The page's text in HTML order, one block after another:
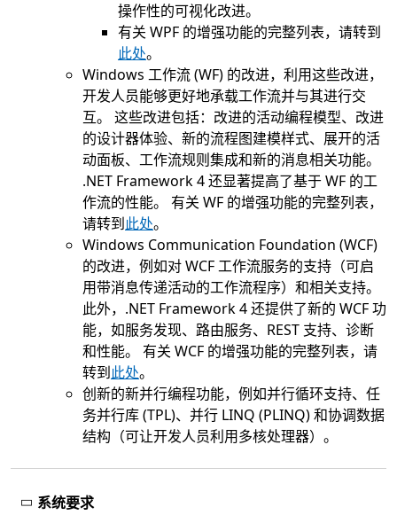
操作性的可视化改进。
有关 WPF 的增强功能的完整列表，请转到
此处。
Windows 工作流 (WF) 的改进，利用这些改进，
开发人员能够更好地承载工作流并与其进行交
互。 这些改进包括：改进的活动编程模型、改进
的设计器体验、新的流程图建模样式、展开的活
动面板、工作流规则集成和新的消息相关功能。
.NET Framework 4 还显著提高了基于 WF 的工
作流的性能。 有关 WF 的增强功能的完整列表，
请转到此处。
Windows Communication Foundation (WCF)
的改进，例如对 WCF 工作流服务的支持（可启
用带消息传递活动的工作流程序）和相关支持。
此外，.NET Framework 4 还提供了新的 WCF 功
能，如服务发现、路由服务、REST 支持、诊断
和性能。 有关 WCF 的增强功能的完整列表，请
转到此处。
创新的新并行编程功能，例如并行循环支持、任
务并行库 (TPL)、并行 LINQ (PLINQ) 和协调数据
结构（可让开发人员利用多核处理器）。
系统要求